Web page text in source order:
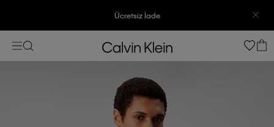
Ücretsiz İade
3500 TL Üzeri Ücretsiz Kargo
3500 TL Üzeri Ücretsiz Kargo
7500 TL Ve Üzeri Alışverişlerinizde 6 Taksit İmkanı
7500 TL Ve Üzeri Alışverişlerinizde 6 Taksit İmkanı